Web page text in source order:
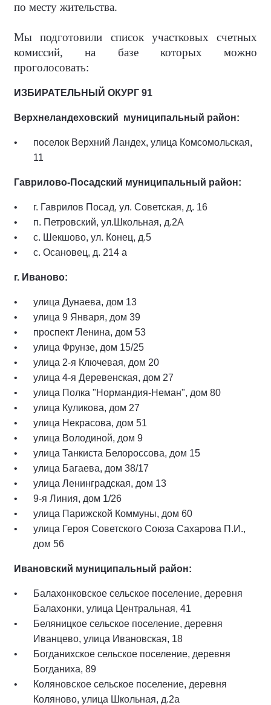
по месту жительства.
Мы подготовили список участковых счетных
комиссий, на базе которых можно
проголосовать:
ИЗБИРАТЕЛЬНЫЙ ОКУРГ 91
Верхнеландеховский муниципальный район:
поселок Верхний Ландех, улица Комсомольская,
11
Гаврилово-Посадский муниципальный район:
г. Гаврилов Посад, ул. Советская, д. 16
п. Петровский, ул.Школьная, д.2А
с. Шекшово, ул. Конец, д.5
с. Осановец, д. 214 а
г. Иваново:
улица Дунаева, дом 13
улица 9 Января, дом 39
проспект Ленина, дом 53
улица Фрунзе, дом 15/25
улица 2-я Ключевая, дом 20
улица 4-я Деревенская, дом 27
улица Полка "Нормандия-Неман", дом 80
улица Куликова, дом 27
улица Некрасова, дом 51
улица Володиной, дом 9
улица Танкиста Белороссова, дом 15
улица Багаева, дом 38/17
улица Ленинградская, дом 13
9-я Линия, дом 1/26
улица Парижской Коммуны, дом 60
улица Героя Советского Союза Сахарова П.И.,
дом 56
Ивановский муниципальный район:
Балахонковское сельское поселение, деревня
Балахонки, улица Центральная, 41
Беляницкое сельское поселение, деревня
Иванцево, улица Ивановская, 18
Богданихское сельское поселение, деревня
Богданиха, 89
Коляновское сельское поселение, деревня
Коляново, улица Школьная, д.2а